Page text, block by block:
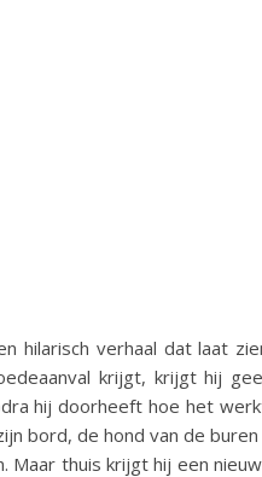
hilarisch verhaal dat laat
krijgt, krijgt hij
hij doorheeft hoe het
bord, de hond van de buren
Maar thuis krijgt hij een